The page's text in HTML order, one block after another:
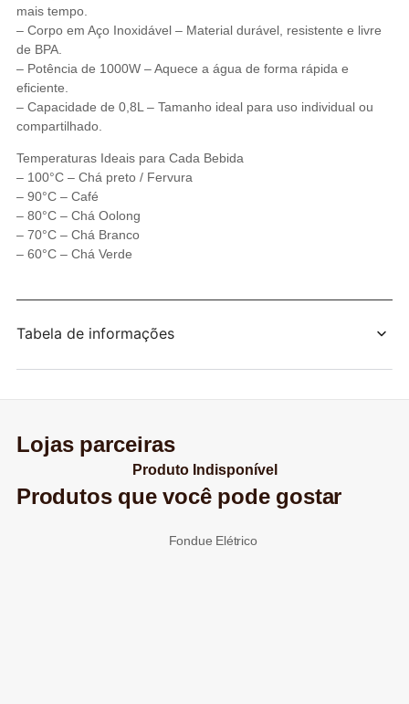
mais tempo.
– Corpo em Aço Inoxidável – Material durável, resistente e livre
de BPA.
– Potência de 1000W – Aquece a água de forma rápida e
eficiente.
– Capacidade de 0,8L – Tamanho ideal para uso individual ou
compartilhado.
Temperaturas Ideais para Cada Bebida
– 100°C – Chá preto / Fervura
– 90°C – Café
– 80°C – Chá Oolong
– 70°C – Chá Branco
– 60°C – Chá Verde
Tabela de informações
Lojas parceiras
Produto Indisponível
Produtos que você pode gostar
Fondue Elétrico